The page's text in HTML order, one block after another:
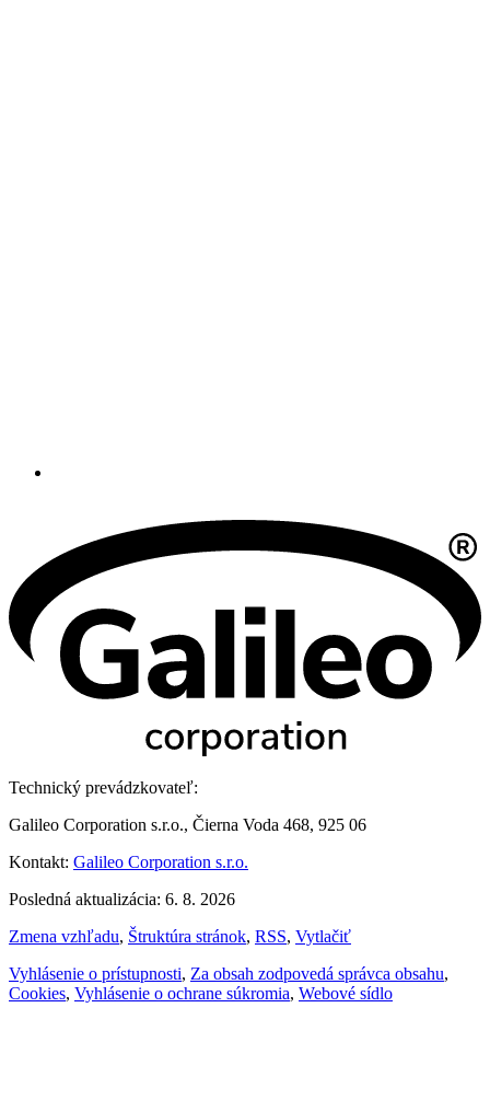
Technický prevádzkovateľ:
Galileo Corporation s.r.o., Čierna Voda 468, 925 06
Kontakt: Galileo Corporation s.r.o.
Posledná aktualizácia: 6. 8. 2026
Zmena vzhľadu, Štruktúra stránok, RSS, Vytlačiť
Vyhlásenie o prístupnosti, Za obsah zodpovedá správca obsahu,
Cookies, Vyhlásenie o ochrane súkromia, Webové sídlo